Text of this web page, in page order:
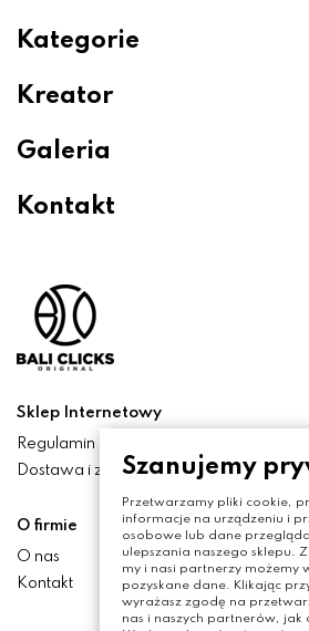
Kategorie
Kreator
Galeria
Kontakt
Sklep Internetowy
Regulamin
Dostawa i zwroty
O firmie
O nas
Kontakt
Szanujemy
Przetwarzamy pliki cookie,
informacje na urządzeniu i
osobowe lub dane
ulepszania naszego sklepu.
my i nasi partnerzy możemy
pozyskane dane. Klikając
wyrażasz zgodę na
nas i naszych partnerów, jak